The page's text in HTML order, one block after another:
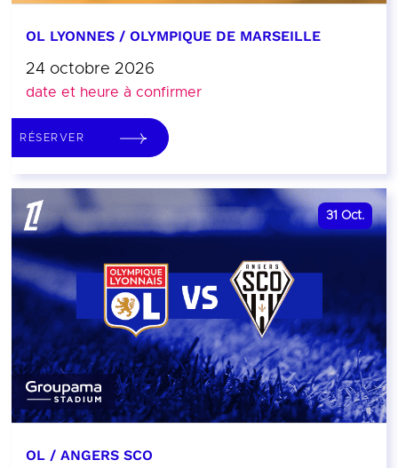
OL LYONNES / OLYMPIQUE DE MARSEILLE
24 octobre 2026
date et heure à confirmer
RÉSERVER
31 Oct.
OL / ANGERS SCO